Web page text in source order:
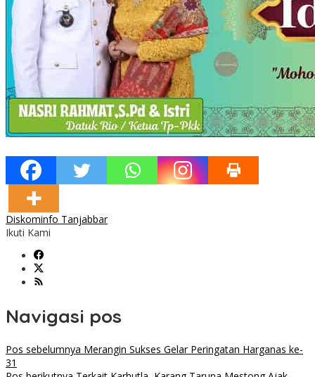
Diskominfo Tanjabbar
Ikuti Kami
Navigasi pos
Pos sebelumnya Merangin Sukses Gelar Peringatan Harganas ke-
31